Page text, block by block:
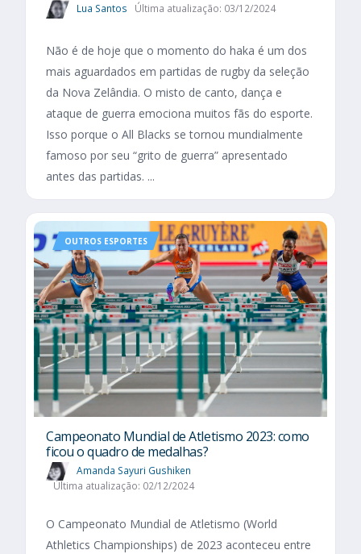
Lua Santos Última atualização: 03/12/2024
Não é de hoje que o momento do haka é um dos
mais aguardados em partidas de rugby da seleção
da Nova Zelândia. O misto de canto, dança e
ataque de guerra emociona muitos fãs do esporte.
Isso porque o All Blacks se tornou mundialmente
famoso por seu “grito de guerra” apresentado
antes das partidas. ...
OUTROS ESPORTES
Campeonato Mundial de Atletismo 2023: como
ficou o quadro de medalhas?
Amanda Sayuri Gushiken
Última atualização: 02/12/2024
O Campeonato Mundial de Atletismo (World
Athletics Championships) de 2023 aconteceu entre